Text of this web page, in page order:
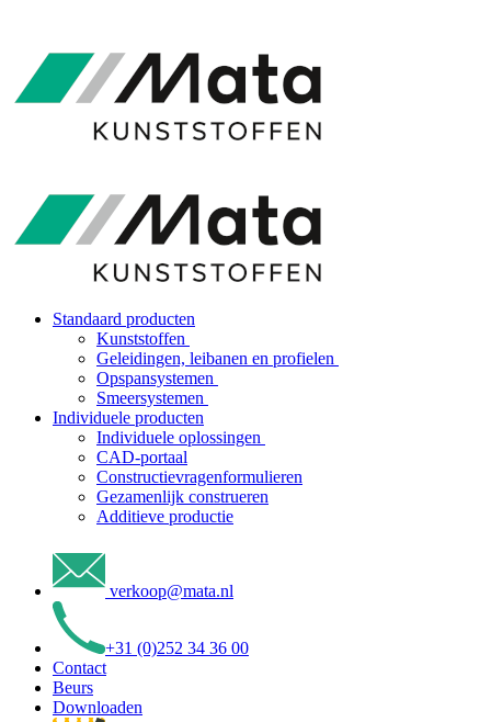
Standaard producten
Kunststoffen
Geleidingen, leibanen en profielen
Opspansystemen
Smeersystemen
Individuele producten
Individuele oplossingen
CAD-portaal
Constructievragenformulieren
Gezamenlijk construeren
Additieve productie
verkoop@mata.nl
+31 (0)252 34 36 00
Contact
Beurs
Downloaden